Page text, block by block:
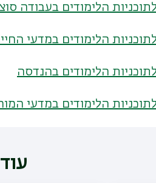
לתוכניות הלימודים בעבודה
לתוכניות הלימודים במדעי
לתוכניות הלימודים בהנדסה
לתוכניות הלימודים במדעי